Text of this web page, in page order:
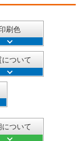
刷色
について
について